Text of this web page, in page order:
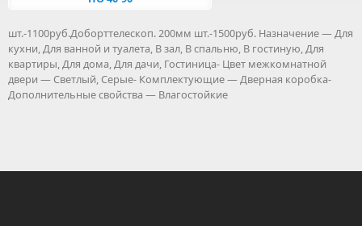
шт.-1100руб.Доборттелескоп. 200мм шт.-1500руб. Назначение — Для
кухни, Для ванной и туалета, В зал, В спальню, В гостиную, Для
квартиры, Для дома, Для дачи, Гостиница- Цвет межкомнатной
двери — Светлый, Серые- Комплектующие — Дверная коробка-
Дополнительные свойства — Влагостойкие